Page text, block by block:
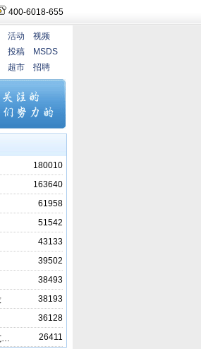
400-6018-655
活动
视频
投稿
MSDS
超市 招聘
180010
163640
61958
51542
43133
39502
38493
38193
36128
26411
…